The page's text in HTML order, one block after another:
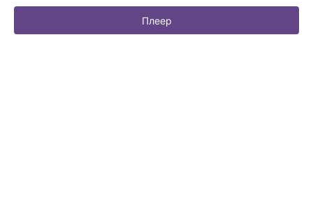
Плеер